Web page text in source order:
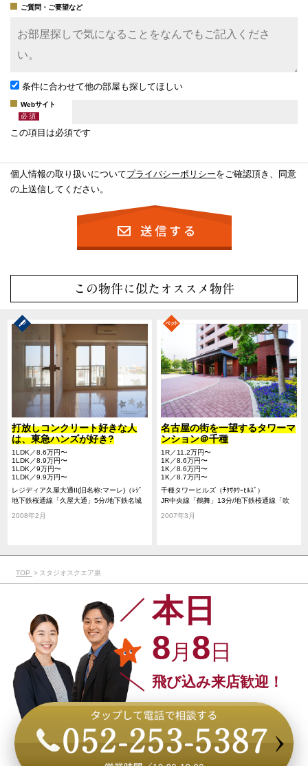
ご質問・ご要望など
条件に合わせて他の部屋も探してほしい
Webサイト
この項目は必須です
個人情報の取り扱いについてプライバシーポリシーをご確認頂き、同意
の上送信してください。
この物件に似たオススメ物件
打放しコンクリート好きな人
は、東急ハンズが好き?
1LDK／8.6万円〜
1LDK／8.9万円〜
1LDK／9万円〜
1LDK／9.9万円〜
レジディア久屋大通II(旧名称:マーレ)（ﾚｼﾞ
ﾃﾞｨｱﾋｻﾔｵｵﾄﾞｵﾘﾂｰ）
地下鉄桜通線「久屋大通」5分/地下鉄名城
城」7分
2008年2月
名古屋の街を一望するタワーマ
ンション＠千種
1R／11.2万円〜
1K／8.6万円〜
1K／8.6万円〜
1K／8.7万円〜
千種タワーヒルズ（ﾁｸｻﾀﾜｰﾋﾙｽﾞ）
JR中央線「鶴舞」13分/地下鉄桜通線「吹
2007年3月
TOP スタジオスクエア泉
本日
8 月 8 日
飛び込み来店歓迎！